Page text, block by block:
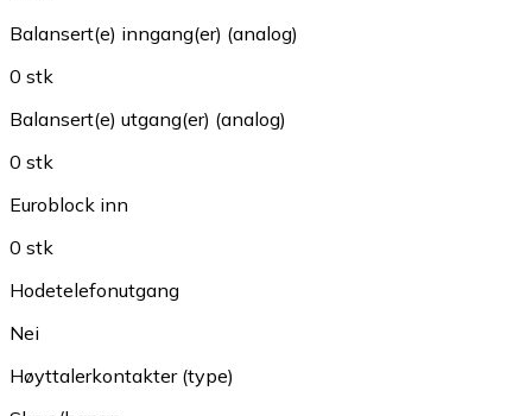
Balansert(e) inngang(er) (analog)
0 stk
Balansert(e) utgang(er) (analog)
0 stk
Euroblock inn
0 stk
Hodetelefonutgang
Nei
Høyttalerkontakter (type)